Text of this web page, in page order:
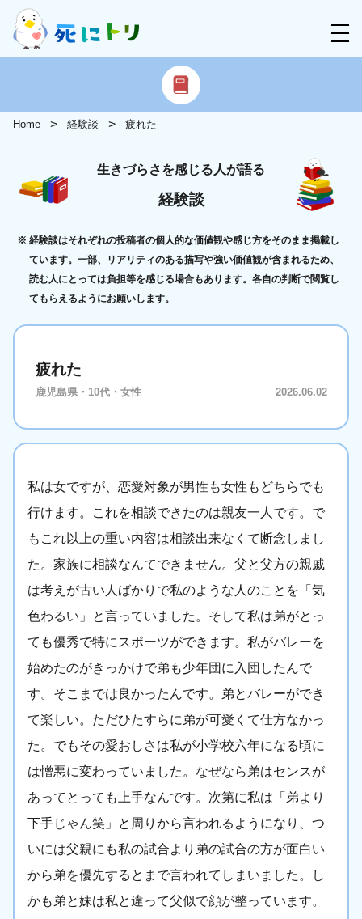
Home 経験談 疲れた
生きづらさを感じる人が語る
経験談
経験談はそれぞれの投稿者の個人的な価値観や感じ方をそのまま掲載し
ています。一部、リアリティのある描写や強い価値観が含まれるため、
読む人にとっては負担等を感じる場合もあります。各自の判断で閲覧し
てもらえるようにお願いします。
疲れた
鹿児島県・10代・女性 2026.06.02
私は女ですが、恋愛対象が男性も女性もどちらでも
行けます。これを相談できたのは親友一人です。で
もこれ以上の重い内容は相談出来なくて断念しまし
た。家族に相談なんてできません。父と父方の親戚
は考えが古い人ばかりで私のような人のことを「気
色わるい」と言っていました。そして私は弟がとっ
ても優秀で特にスポーツができます。私がバレーを
始めたのがきっかけで弟も少年団に入団したんで
す。そこまでは良かったんです。弟とバレーができ
て楽しい。ただひたすらに弟が可愛くて仕方なかっ
た。でもその愛おしさは私が小学校六年になる頃に
は憎悪に変わっていました。なぜなら弟はセンスが
あってとっても上手なんです。次第に私は「弟より
下手じゃん笑」と周りから言われるようになり、つ
いには父親にも私の試合より弟の試合の方が面白い
から弟を優先するとまで言われてしまいました。し
かも弟と妹は私と違って父似で顔が整っています。